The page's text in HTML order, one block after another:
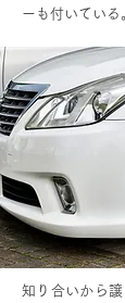
ーも付いている
知り合いから